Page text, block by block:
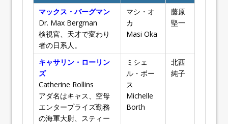
マックス・バーグマン
Dr. Max Bergman
検視官、天才で変わり
者の日系人。
マシ・オ
カ
Masi Oka
藤原
堅一
キャサリン・ローリン
ズ
Catherine Rollins
アダ名はキャス、空母
エンタープライズ勤務
の海軍大尉、スティー
ミシェ
ル・ボー
ス
Michelle
Borth
北西
純子